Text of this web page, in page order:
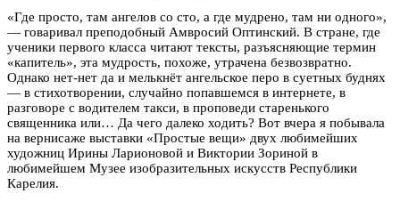
«Где просто, там ангелов со сто, а где мудрено, там ни одного»,
— говаривал преподобный Амвросий Оптинский. В стране, где
ученики первого класса читают тексты, разъясняющие термин
«капитель», эта мудрость, похоже, утрачена безвозвратно.
Однако нет-нет да и мелькнёт ангельское перо в суетных буднях
— в стихотворении, случайно попавшемся в интернете, в
разговоре с водителем такси, в проповеди старенького
священника или… Да чего далеко ходить? Вот вчера я побывала
на вернисаже выставки «Простые вещи» двух любимейших
художниц Ирины Ларионовой и Виктории Зориной в
любимейшем Музее изобразительных искусств Республики
Карелия.